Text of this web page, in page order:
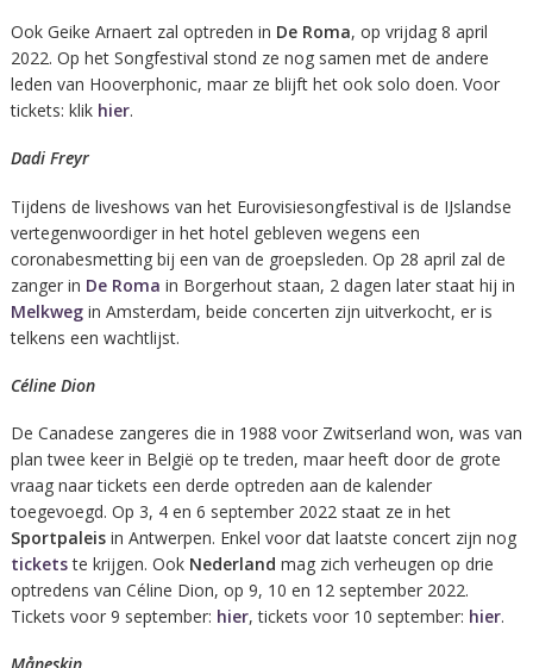
Ook Geike Arnaert zal optreden in De Roma, op vrijdag 8 april
2022. Op het Songfestival stond ze nog samen met de andere
leden van Hooverphonic, maar ze blijft het ook solo doen. Voor
tickets: klik hier.
Dadi Freyr
Tijdens de liveshows van het Eurovisiesongfestival is de IJslandse
vertegenwoordiger in het hotel gebleven wegens een
coronabesmetting bij een van de groepsleden. Op 28 april zal de
zanger in De Roma in Borgerhout staan, 2 dagen later staat hij in
Melkwegin Amsterdam, beide concerten zijn uitverkocht, er is
telkens een wachtlijst.
Céline Dion
De Canadese zangeres die in 1988 voor Zwitserland won, was van
plan twee keer in België op te treden, maar heeft door de grote
vraag naar tickets een derde optreden aan de kalender
toegevoegd. Op 3, 4 en 6 september 2022 staat ze in het
Sportpaleisin Antwerpen. Enkel voor dat laatste concert zijn nog
ticketste krijgen. Ook Nederland mag zich verheugen op drie
optredens van Céline Dion, op 9, 10 en 12 september 2022.
Tickets voor 9 september: hier, tickets voor 10 september: hier.